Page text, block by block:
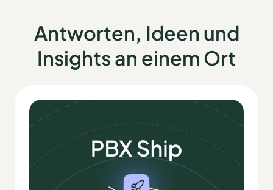
Antworten, Ideen und
Insights an einem Ort